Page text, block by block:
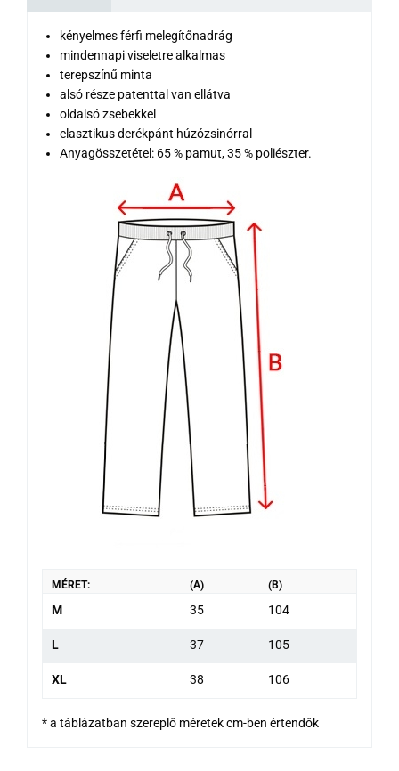
kényelmes férfi melegítőnadrág
mindennapi viseletre alkalmas
terepszínű minta
alsó része patenttal van ellátva
oldalsó zsebekkel
elasztikus derékpánt húzózsinórral
Anyagösszetétel: 65 % pamut, 35 % poliészter.
MÉRET: (A) (B)
M 35 104
L 37 105
XL 38 106
* a táblázatban szereplő méretek cm-ben értendők